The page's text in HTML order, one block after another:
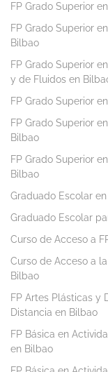
FP Grado Superior
FP Grado Superior
Bilbao
FP Grado Superior
y de Fluidos en
FP Grado Superior
FP Grado Superior
Bilbao
FP Grado Superior
Bilbao
Graduado Escolar
Graduado Escolar
Curso de Acceso a
Curso de Acceso a
Bilbao
FP Artes Plásticas y
Distancia en Bilbao
FP Básica en
en Bilbao